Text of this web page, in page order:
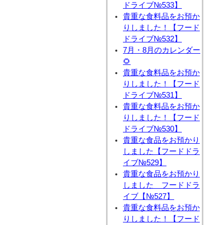
ドライブ№533】
貴重な食料品をお預か
りしました！【フード
ドライブ№532】
7月・8月のカレンダー
🌻
貴重な食料品をお預か
りしました！【フード
ドライブ№531】
貴重な食料品をお預か
りしました！【フード
ドライブ№530】
貴重な食品をお預かり
しました【フードドラ
イブ№529】
貴重な食品をお預かり
しました フードドラ
イブ【№527】
貴重な食料品をお預か
りしました！【フード